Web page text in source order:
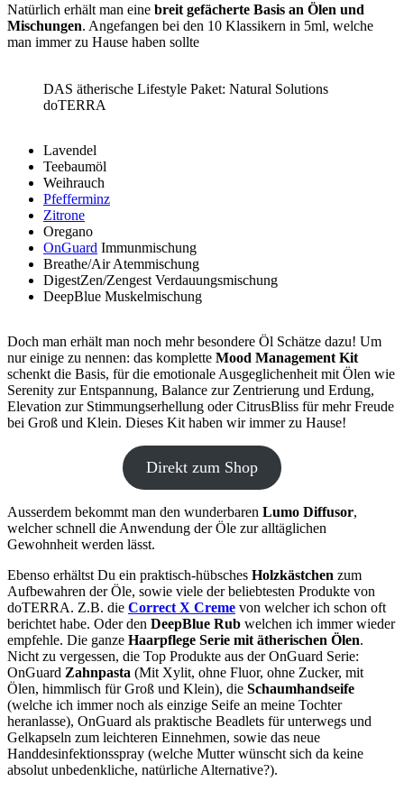
Natürlich erhält man eine breit gefächerte Basis an Ölen und
Mischungen. Angefangen bei den 10 Klassikern in 5ml, welche
man immer zu Hause haben sollte
DAS ätherische Lifestyle Paket: Natural Solutions
doTERRA
Lavendel
Teebaumöl
Weihrauch
Pfefferminz
Zitrone
Oregano
OnGuard Immunmischung
Breathe/Air Atemmischung
DigestZen/Zengest Verdauungsmischung
DeepBlue Muskelmischung
Doch man erhält man noch mehr besondere Öl Schätze dazu! Um
nur einige zu nennen: das komplette Mood Management Kit
schenkt die Basis, für die emotionale Ausgeglichenheit mit Ölen wie
Serenity zur Entspannung, Balance zur Zentrierung und Erdung,
Elevation zur Stimmungserhellung oder CitrusBliss für mehr Freude
bei Groß und Klein. Dieses Kit haben wir immer zu Hause!
Direkt zum Shop
Ausserdem bekommt man den wunderbaren Lumo Diffusor,
welcher schnell die Anwendung der Öle zur alltäglichen
Gewohnheit werden lässt.
Ebenso erhältst Du ein praktisch-hübsches Holzkästchen zum
Aufbewahren der Öle, sowie viele der beliebtesten Produkte von
doTERRA. Z.B. die Correct X Creme von welcher ich schon oft
berichtet habe. Oder den DeepBlue Rub welchen ich immer wieder
empfehle. Die ganze Haarpflege Serie mit ätherischen Ölen.
Nicht zu vergessen, die Top Produkte aus der OnGuard Serie:
OnGuard Zahnpasta (Mit Xylit, ohne Fluor, ohne Zucker, mit
Ölen, himmlisch für Groß und Klein), die Schaumhandseife
(welche ich immer noch als einzige Seife an meine Tochter
heranlasse), OnGuard als praktische Beadlets für unterwegs und
Gelkapseln zum leichteren Einnehmen, sowie das neue
Handdesinfektionsspray (welche Mutter wünscht sich da keine
absolut unbedenkliche, natürliche Alternative?).